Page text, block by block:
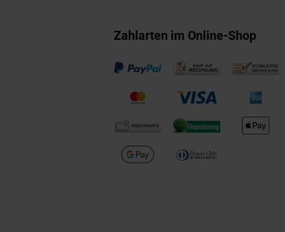
Zahlarten im Online-Shop